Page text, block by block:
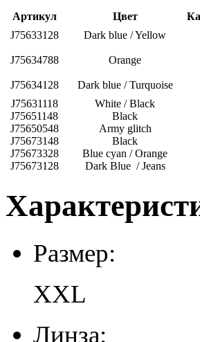
Артикул Цвет
J75633128
Dark blue / Yellow
J75634788
Orange
J75634128
Dark blue / Turquoise
J75631118
White / Black
J75651148
Black
J75650548
Army glitch
J75673148
Black
J75673328
Blue cyan / Orange
J75673128
Dark Blue / Jeans
Размер:
XXL
Линза: